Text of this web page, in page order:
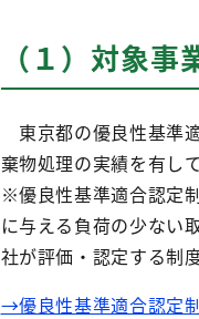
（１）対象事
東京都の優良性基準
棄物処理の実績を有し
※優良性基準適合認定
に与える負荷の少ない
社が評価・認定する制
→優良性基準適合認定